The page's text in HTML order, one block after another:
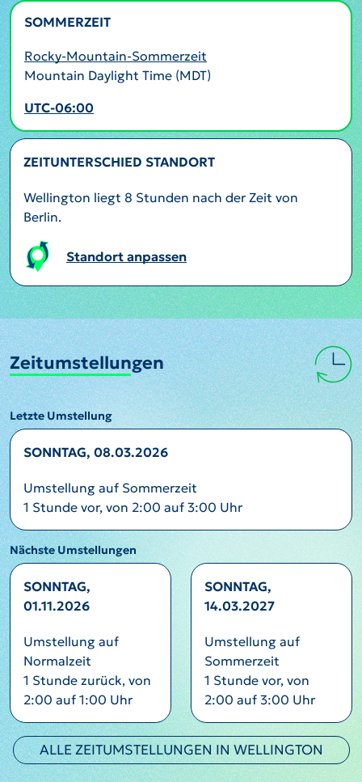
SOMMERZEIT
Rocky-Mountain-Sommerzeit
Mountain Daylight Time (MDT)
UTC-06:00
ZEITUNTERSCHIED STANDORT
Wellington liegt 8 Stunden nach der Zeit von
Berlin.
Standort anpassen
Zeitumstellungen
Letzte Umstellung
SONNTAG, 08.03.2026
Umstellung auf Sommerzeit
1 Stunde vor, von 2:00 auf 3:00 Uhr
Nächste Umstellungen
SONNTAG,
01.11.2026
Umstellung auf
Normalzeit
1 Stunde zurück, von
2:00 auf 1:00 Uhr
SONNTAG,
14.03.2027
Umstellung auf
Sommerzeit
1 Stunde vor, von
2:00 auf 3:00 Uhr
ALLE ZEITUMSTELLUNGEN IN WELLINGTON